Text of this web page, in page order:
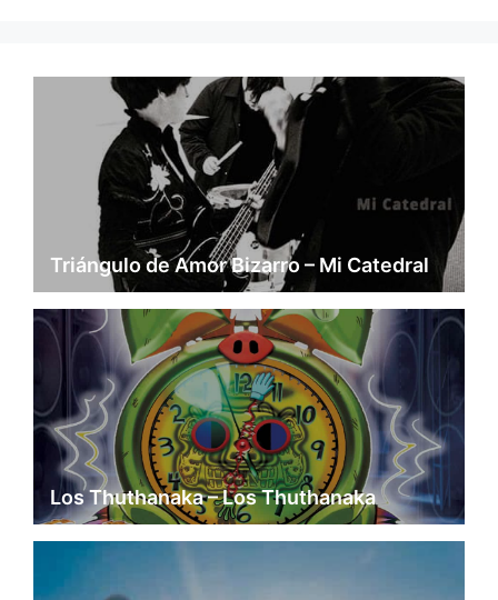
Triángulo de Amor Bizarro – Mi Catedral
Los Thuthanaka – Los Thuthanaka